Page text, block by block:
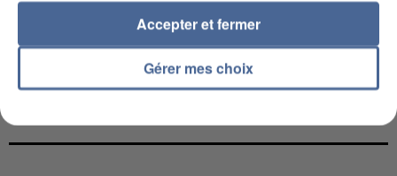
L’UN DES FONDATEURS SUPPOSÉS DE LA DZ
MAFIA INTERPELLÉ EN ALGÉRIE
Gérer mes choix
Accepter et fermer